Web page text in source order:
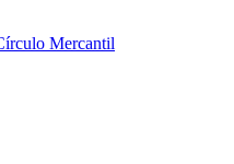
Mercantil